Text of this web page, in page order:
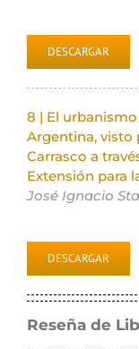
DESCARGAR
8 | El
Argentina, visto
Carrasco a
Extensión para
José Ignacio
DESCARGAR
Reseña de